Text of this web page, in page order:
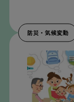
防災 ・ 気候変動